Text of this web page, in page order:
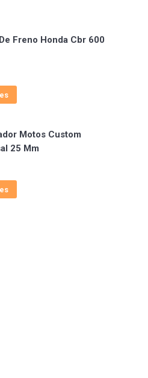
Freno Honda Cbr 600
Motos Custom
25 Mm